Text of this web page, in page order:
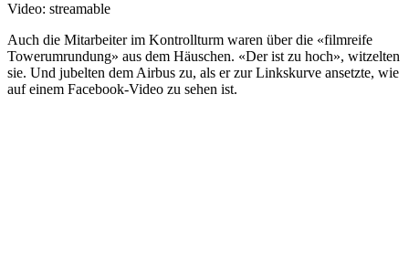
Video: streamable
Auch die Mitarbeiter im Kontrollturm waren über die «filmreife
Towerumrundung» aus dem Häuschen. «Der ist zu hoch», witzelten
sie. Und jubelten dem Airbus zu, als er zur Linkskurve ansetzte, wie
auf einem Facebook-Video zu sehen ist.